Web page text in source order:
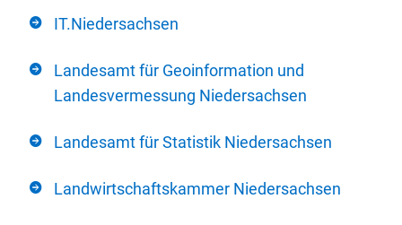
IT.Niedersachsen
Landesamt für Geoinformation und
Landesvermessung Niedersachsen
Landesamt für Statistik Niedersachsen
Landwirtschaftskammer Niedersachsen